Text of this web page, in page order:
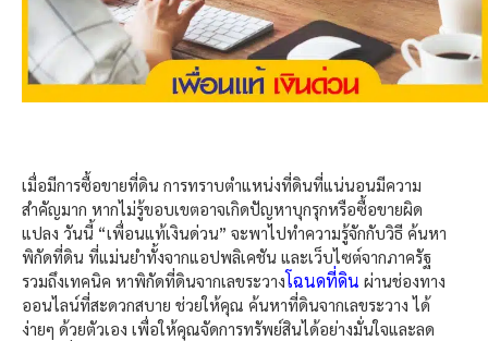
เมื่อมีการซื้อขายที่ดิน การทราบตำแหน่งที่ดินที่แน่นอนมีความ
สำคัญมาก หากไม่รู้ขอบเขตอาจเกิดปัญหาบุกรุกหรือซื้อขายผิด
แปลง วันนี้ “เพื่อนแท้เงินด่วน” จะพาไปทำความรู้จักกับวิธี ค้นหา
พิกัดที่ดิน ที่แม่นยำทั้งจากแอปพลิเคชัน และเว็บไซต์จากภาครัฐ
รวมถึงเทคนิค หาพิกัดที่ดินจากเลขระวางโฉนดที่ดิน ผ่านช่องทาง
ออนไลน์ที่สะดวกสบาย ช่วยให้คุณ ค้นหาที่ดินจากเลขระวาง ได้
ง่ายๆ ด้วยตัวเอง เพื่อให้คุณจัดการทรัพย์สินได้อย่างมั่นใจและลด